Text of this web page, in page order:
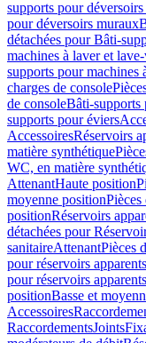
supports pour
pour déversoirs muraux
détachées pour Bâti-
machines à laver et
supports pour machines
charges de console
de consoleBâti-supports
supports pour éviers
AccessoiresRéservoirs
matière synthétique
WC, en matière
AttenantHaute position
moyenne positionPièces
positionRéservoirs
détachées pour
sanitaireAttenantPièces
pour réservoirs apparents
pour réservoirs apparents
positionBasse et
Accessoires
RaccordementsJoints